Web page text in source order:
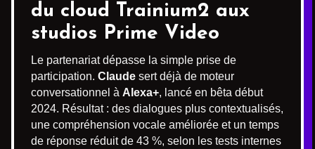
du cloud Trainium2 aux
studios Prime Video
Le partenariat dépasse la simple prise de
participation. Claude sert déjà de moteur
conversationnel à Alexa+, lancé en bêta début
2024. Résultat : des dialogues plus contextualisés,
une compréhension vocale améliorée et un temps
de réponse réduit de 43 %, selon les tests internes